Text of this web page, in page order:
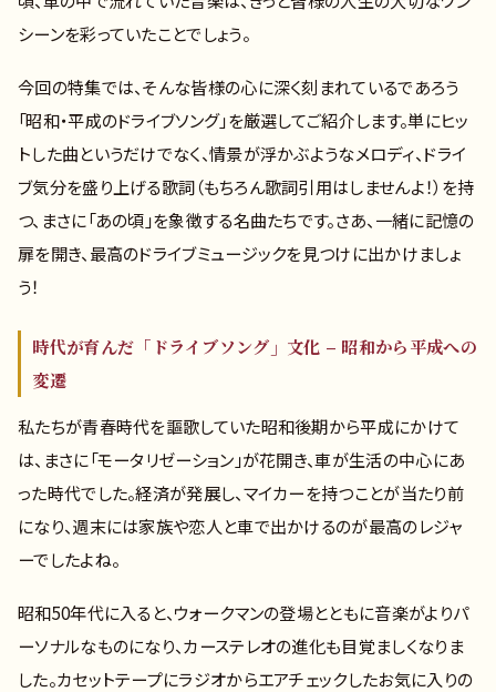
シーンを彩っていたことでしょう。
今回の特集では、そんな皆様の心に深く刻まれているであろう
「昭和・平成のドライブソング」を厳選してご紹介します。単にヒッ
トした曲というだけでなく、情景が浮かぶようなメロディ、ドライ
ブ気分を盛り上げる歌詞（もちろん歌詞引用はしませんよ！）を持
つ、まさに「あの頃」を象徴する名曲たちです。さあ、一緒に記憶の
扉を開き、最高のドライブミュージックを見つけに出かけましょ
う！
時代が育んだ「ドライブソング」文化 – 昭和から平成への
変遷
私たちが青春時代を謳歌していた昭和後期から平成にかけて
は、まさに「モータリゼーション」が花開き、車が生活の中心にあ
った時代でした。経済が発展し、マイカーを持つことが当たり前
になり、週末には家族や恋人と車で出かけるのが最高のレジャ
ーでしたよね。
昭和50年代に入ると、ウォークマンの登場とともに音楽がよりパ
ーソナルなものになり、カーステレオの進化も目覚ましくなりま
した。カセットテープにラジオからエアチェックしたお気に入りの